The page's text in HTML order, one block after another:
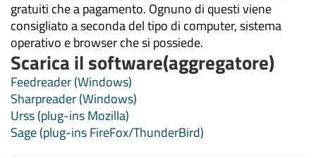
gratuiti che a pagamento. Ognuno di questi viene
consigliato a seconda del tipo di computer, sistema
operativo e browser che si possiede.
Scarica il software(aggregatore)
Feedreader (Windows)
Sharpreader (Windows)
Urss (plug-ins Mozilla)
Sage (plug-ins FireFox/ThunderBird)